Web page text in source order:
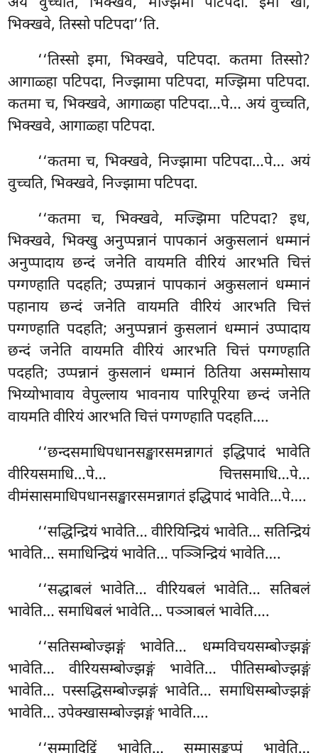
भिक्खवे, तिस्सो पटिपदा’’ति.
‘‘तिस्सो इमा, भिक्खवे, पटिपदा. कतमा तिस्सो?
आगाळ्हा पटिपदा, निज्झामा पटिपदा, मज्झिमा पटिपदा.
कतमा च, भिक्खवे, आगाळ्हा पटिपदा…पे… अयं वुच्चति,
भिक्खवे, आगाळ्हा पटिपदा.
‘‘कतमा च, भिक्खवे, निज्झामा पटिपदा…पे… अयं
वुच्चति, भिक्खवे, निज्झामा पटिपदा.
‘‘कतमा च, भिक्खवे, मज्झिमा पटिपदा? इध,
भिक्खवे, भिक्खु अनुप्पन्नानं पापकानं अकुसलानं धम्मानं
अनुप्पादाय छन्दं जनेति वायमति वीरियं आरभति चित्तं
पग्गण्हाति पदहति; उप्पन्नानं पापकानं अकुसलानं धम्मानं
पहानाय छन्दं जनेति वायमति वीरियं आरभति चित्तं
पग्गण्हाति पदहति; अनुप्पन्नानं कुसलानं धम्मानं उप्पादाय
छन्दं जनेति वायमति वीरियं आरभति चित्तं पग्गण्हाति
पदहति; उप्पन्नानं कुसलानं धम्मानं ठितिया असम्मोसाय
भिय्योभावाय वेपुल्लाय भावनाय पारिपूरिया छन्दं जनेति
वायमति वीरियं आरभति चित्तं पग्गण्हाति पदहति….
‘‘छन्दसमाधिपधानसङ्खारसमन्नागतं इद्धिपादं भावेति
वीरियसमाधि…पे… चित्तसमाधि…पे…
वीमंसासमाधिपधानसङ्खारसमन्नागतं इद्धिपादं भावेति…पे….
‘‘सद्धिन्द्रियं भावेति… वीरियिन्द्रियं भावेति… सतिन्द्रियं
भावेति… समाधिन्द्रियं भावेति… पञ्ञिन्द्रियं भावेति….
‘‘सद्धाबलं भावेति… वीरियबलं भावेति… सतिबलं
भावेति… समाधिबलं भावेति… पञ्ञाबलं भावेति….
‘‘सतिसम्बोज्झङ्गं भावेति… धम्मविचयसम्बोज्झङ्गं
भावेति… वीरियसम्बोज्झङ्गं भावेति… पीतिसम्बोज्झङ्गं
भावेति… पस्सद्धिसम्बोज्झङ्गं भावेति… समाधिसम्बोज्झङ्गं
भावेति… उपेक्खासम्बोज्झङ्गं भावेति….